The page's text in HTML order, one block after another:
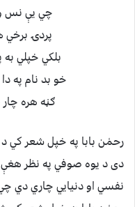
چي يې نس و
پردۍ برخي
بلكي خپلي به
خو بد نام په
ګڼه هره
رحمٰن بابا په خپل شعر كي
دى د يوه صوفي په نظر هغې
نفسي او دنيايي چاري دي